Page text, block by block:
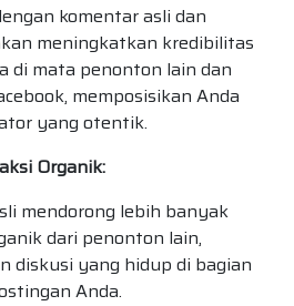
komentar asli dan
meningkatkan kredibilitas
di mata penonton lain dan
memposisikan Anda
yang otentik.
Organik:
mendorong lebih banyak
dari penonton lain,
diskusi yang hidup di bagian
Anda.